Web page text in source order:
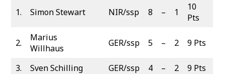
1. Simon Stewart NIR/ssp 8 – 1
10
Pts
2.
Marius
Willhaus
GER/ssp 5 – 2 9 Pts
3. Sven Schilling GER/ssp 4 – 2
9 Pts